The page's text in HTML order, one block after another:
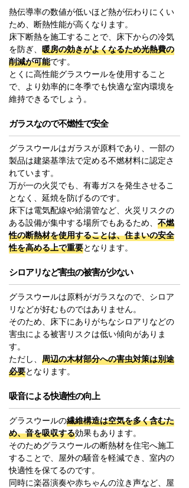
熱伝導率の数値が低いほど熱が伝わりにくい
ため、断熱性能が高くなります。
床下断熱を施工することで、床下からの冷気
を防ぎ、 暖房の効きがよくなるため光熱費の
削減が可能です。
とくに高性能グラスウールを使用すること
で、より効率的に冬季でも快適な室内環境を
維持できるでしょう。
ガラスなので不燃性で安全
グラスウールはガラスが原料であり、一部の
製品は建築基準法で定める不燃材料に認定さ
れています。
万が一の火災でも、有毒ガスを発生させるこ
となく、延焼を防げるのです。
床下は電気配線や給湯管など、火災リスクの
ある設備が集中する場所でもあるため、 不燃
性の断熱材を使用することは、住まいの安全
性を高める上で重要となります。
シロアリなど害虫の被害が少ない
グラスウールは原料がガラスなので、シロア
リなどが好むものではありません。
そのため、床下にありがちなシロアリなどの
害虫による被害リスクは低い傾向がありま
す。
ただし、 周辺の木材部分への害虫対策は別途
必要となります。
吸音による快適性の向上
グラスウールの繊維構造は空気を多く含むた
め、音を吸収する効果もあります。
そのためグラスウールの断熱材を住宅へ施工
することで、屋外の騒音を軽減でき、室内の
快適性を保てるのです。
同時に楽器演奏や赤ちゃんの泣き声など、屋